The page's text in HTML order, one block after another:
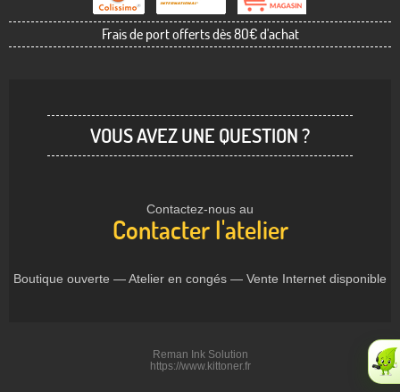
Frais de port offerts dès 80€ d'achat
VOUS AVEZ UNE QUESTION ?
Contactez-nous au
Contacter l'atelier
Boutique ouverte — Atelier en congés — Vente Internet disponible
Reman Ink Solution
https://www.kittoner.fr